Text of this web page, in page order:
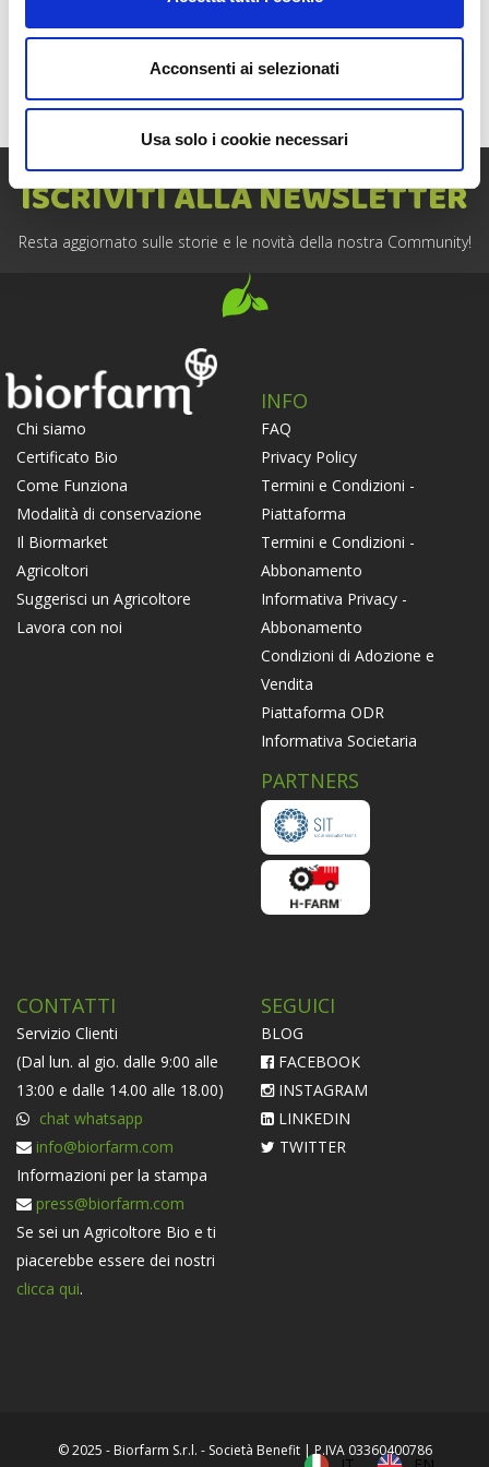
Acconsenti ai selezionati
Usa solo i cookie necessari
avanti progetti di CSR a 360 gradi.
Facebook
Twitter
ISCRIVITI ALLA NEWSLETTER
Resta aggiornato sulle storie e le novità della nostra Community!
Chi siamo
Certificato Bio
Come Funziona
Modalità di conservazione
Il Biormarket
Agricoltori
Suggerisci un Agricoltore
Lavora con noi
INFO
FAQ
Privacy Policy
Termini e Condizioni -
Piattaforma
Termini e Condizioni -
Abbonamento
Informativa Privacy -
Abbonamento
Condizioni di Adozione e
Vendita
Piattaforma ODR
Informativa Societaria
PARTNERS
CONTATTI
Servizio Clienti
(Dal lun. al gio. dalle 9:00 alle
13:00 e dalle 14.00 alle 18.00)
chat whatsapp
info@biorfarm.com
Informazioni per la stampa
press@biorfarm.com
Se sei un Agricoltore Bio e ti
piacerebbe essere dei nostri
clicca qui.
SEGUICI
BLOG
FACEBOOK
INSTAGRAM
LINKEDIN
TWITTER
© 2025 - Biorfarm S.r.l. - Società Benefit | P.IVA 03360400786